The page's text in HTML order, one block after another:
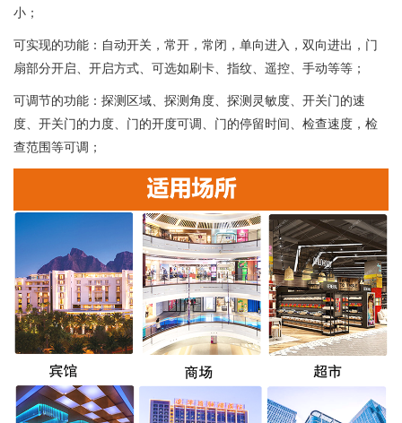
小；
可实现的功能：自动开关，常开，常闭，单向进入，双向进出，门
扇部分开启、开启方式、可选如刷卡、指纹、遥控、手动等等；
可调节的功能：探测区域、探测角度、探测灵敏度、开关门的速
度、开关门的力度、门的开度可调、门的停留时间、检查速度，检
查范围等可调；